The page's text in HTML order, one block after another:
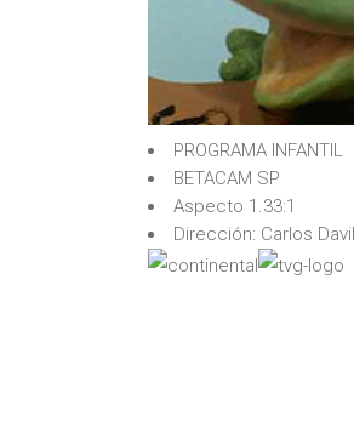
PROGRAMA INFANTIL
BETACAM SP
Aspecto 1.33:1
Dirección: Carlos